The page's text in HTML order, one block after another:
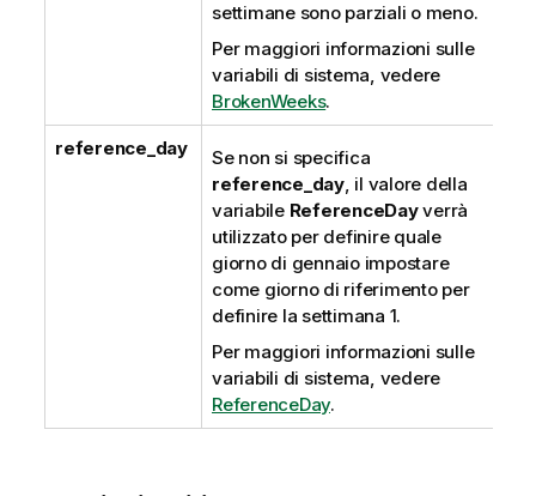
settimane sono parziali o meno.
Per maggiori informazioni sulle
variabili di sistema, vedere
BrokenWeeks.
reference_day
Se non si specifica
reference_day, il valore della
variabile ReferenceDayverrà
utilizzato per definire quale
giorno di gennaio impostare
come giorno di riferimento per
definire la settimana 1.
Per maggiori informazioni sulle
variabili di sistema, vedere
ReferenceDay.